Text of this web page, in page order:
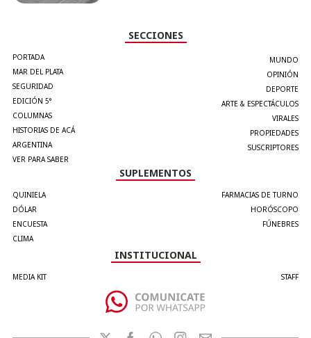
SECCIONES
PORTADA
MAR DEL PLATA
SEGURIDAD
EDICIÓN 5°
COLUMNAS
HISTORIAS DE ACÁ
ARGENTINA
VER PARA SABER
MUNDO
OPINIÓN
DEPORTE
ARTE & ESPECTÁCULOS
VIRALES
PROPIEDADES
SUSCRIPTORES
SUPLEMENTOS
QUINIELA
DÓLAR
ENCUESTA
CLIMA
FARMACIAS DE TURNO
HORÓSCOPO
FÚNEBRES
INSTITUCIONAL
MEDIA KIT STAFF